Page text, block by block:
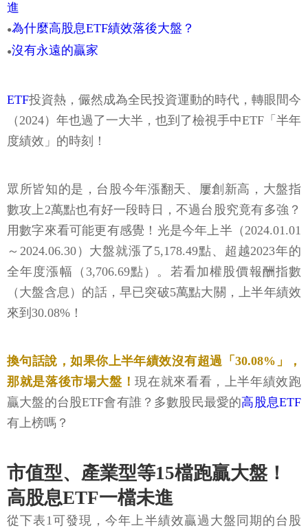
進
●為什麼高股息ETF績效落後大盤？
●沒有永遠的贏家
ETF投資熱，儼然成為全民投資運動的時代，轉眼間今
（2024）年也過了一大半，也到了檢視手中ETF「半年
度績效」的時刻！
眾所皆知的是，台股今年漲翻天、屢創新高，大盤指
數攻上2萬點也有好一段時日，不過台股究竟有多強？
用數字來看可能更有感覺！光是今年上半（2024.01.01
～2024.06.30）大盤就漲了5,178.49點、超越2023年的
全年度漲幅（3,706.69點）。若看加權股價報酬指數
（大盤含息）的話，早已突破5萬點大關，上半年績效
來到30.08%！
換句話說，如果你上半年績效沒有超過「30.08%」，
那就是落後市場大盤！現在就來看看，上半年績效跑
贏大盤的台股ETF會有誰？多數股民最愛的高股息ETF
有上榜嗎？
市值型、產業型等15檔跑贏大盤！
高股息ETF一檔未進
從下表1可發現，今年上半績效贏過大盤同期的台股